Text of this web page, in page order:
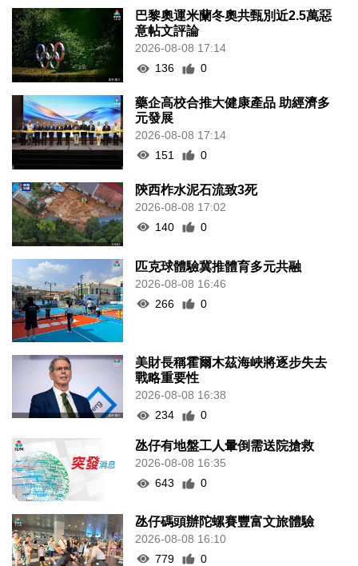
巴黎奧運米蘭冬奧共甄別近2.5萬惡
意帖文評論
2026-08-08 17:14
136
0
藥企高校合推大健康產品 助經濟多
元發展
2026-08-08 17:14
151
0
陝西柞水泥石流致3死
2026-08-08 17:02
140
0
匹克球體驗冀推體育多元共融
2026-08-08 16:46
266
0
美財長稱霍爾木茲海峽將逐步失去
戰略重要性
2026-08-08 16:38
234
0
氹仔有地盤工人暈倒需送院搶救
2026-08-08 16:35
643
0
氹仔碼頭辦陀螺賽豐富文旅體驗
2026-08-08 16:10
779
0